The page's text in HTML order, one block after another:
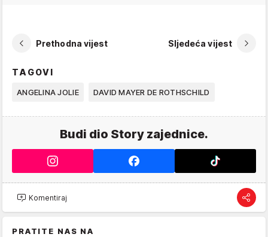
Prethodna vijest Sljedeća vijest
TAGOVI
ANGELINA JOLIE DAVID MAYER DE ROTHSCHILD
Budi dio Story zajednice.
Komentiraj
PRATITE NAS NA